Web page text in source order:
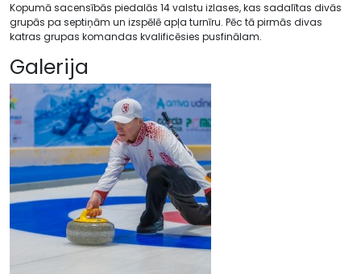
Kopumā sacensībās piedalās 14 valstu izlases, kas sadalītas divās
grupās pa septiņām un izspēlē apļa turnīru. Pēc tā pirmās divas
katras grupas komandas kvalificēsies pusfinālam.
Galerija